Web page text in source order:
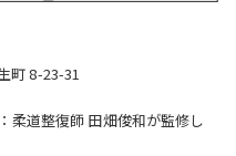
町 8-23-31
柔道整復師 田畑俊和が監修し